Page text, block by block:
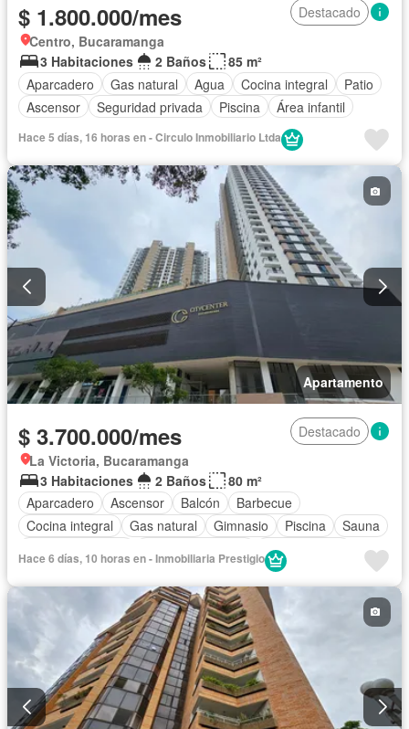
$ 1.800.000/mes
Destacado
Centro, Bucaramanga
3 Habitaciones
2 Baños
85 m²
Aparcadero
Gas natural Agua Cocina integral
Patio
Ascensor
Seguridad privada Piscina Área infantil
Hace 5 días, 16 horas en - Circulo Inmobiliario Ltda
Apartamento
$ 3.700.000/mes
Destacado
La Victoria, Bucaramanga
3 Habitaciones
2 Baños
80 m²
Aparcadero
Ascensor Balcón
Barbecue
Cocina integral
Gas natural Gimnasio Piscina
Sauna
Permite niños
Hace 6 días, 10 horas en - Inmobiliaria Prestigio